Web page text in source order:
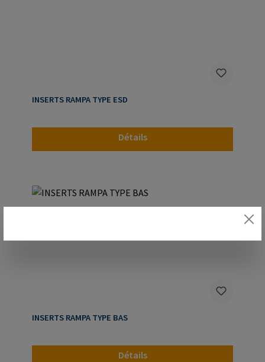
INSERTS RAMPA TYPE ESD
Détails
INSERTS RAMPA TYPE BAS
Détails